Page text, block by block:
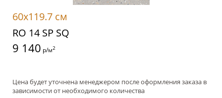
60x119.7 см
RO 14 SP SQ
9 140 р/м2
Цена будет уточнена менеджером после оформления заказа в
зависимости от необходимого количества